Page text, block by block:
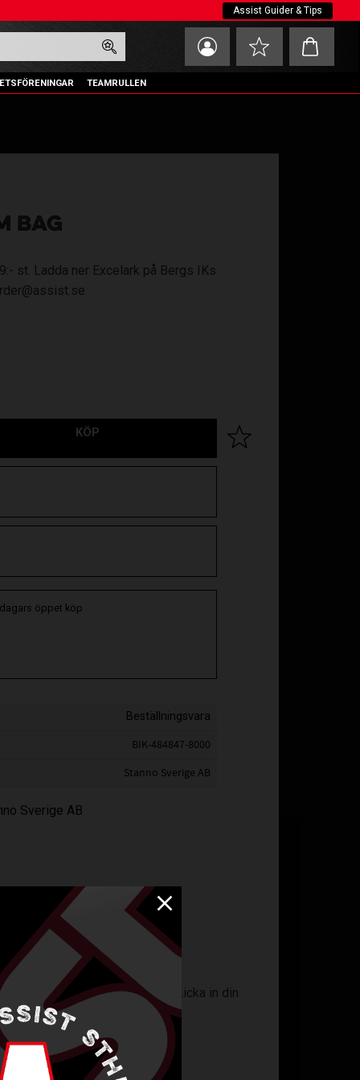
Assist Guider & Tips
Favoriter
Kundvagn
TEAMRULLEN
BAG
st. Ladda ner Excelark på Bergs IKs
KÖP Lägg till i favoriter
öppet köp
Beställningsvara
BIK-484847-8000
Stanno Sverige AB
Sverige AB
på erstartsidaoch skicka in din